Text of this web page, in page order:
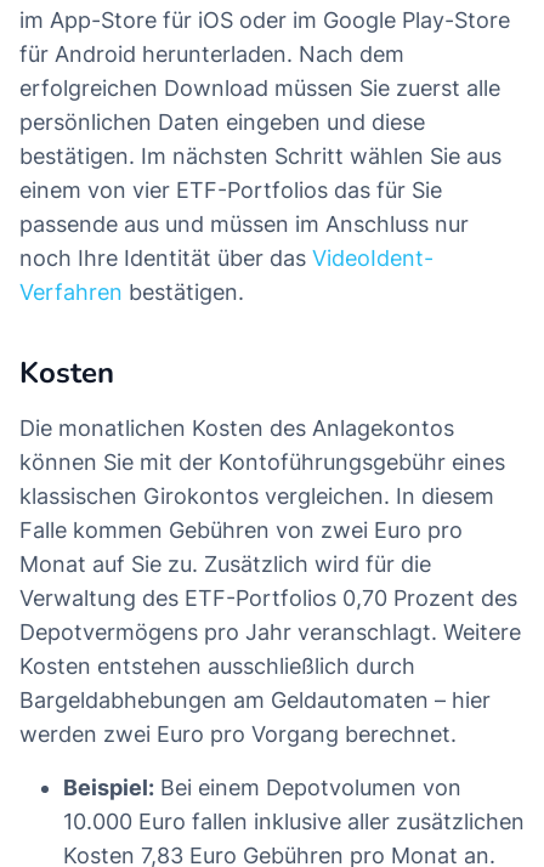
im App-Store für iOS oder im Google Play-Store
für Android herunterladen. Nach dem
erfolgreichen Download müssen Sie zuerst alle
persönlichen Daten eingeben und diese
bestätigen. Im nächsten Schritt wählen Sie aus
einem von vier ETF-Portfolios das für Sie
passende aus und müssen im Anschluss nur
noch Ihre Identität über das VideoIdent-
Verfahren bestätigen.
Kosten
Die monatlichen Kosten des Anlagekontos
können Sie mit der Kontoführungsgebühr eines
klassischen Girokontos vergleichen. In diesem
Falle kommen Gebühren von zwei Euro pro
Monat auf Sie zu. Zusätzlich wird für die
Verwaltung des ETF-Portfolios 0,70 Prozent des
Depotvermögens pro Jahr veranschlagt. Weitere
Kosten entstehen ausschließlich durch
Bargeldabhebungen am Geldautomaten – hier
werden zwei Euro pro Vorgang berechnet.
Beispiel: Bei einem Depotvolumen von
10.000 Euro fallen inklusive aller zusätzlichen
Kosten 7,83 Euro Gebühren pro Monat an.